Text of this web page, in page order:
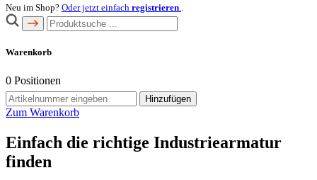
Neu im Shop? Oder jetzt einfach registrieren..
Warenkorb
0 Positionen
Hinzufügen
Zum Warenkorb
Einfach die richtige Industriearmatur
finden